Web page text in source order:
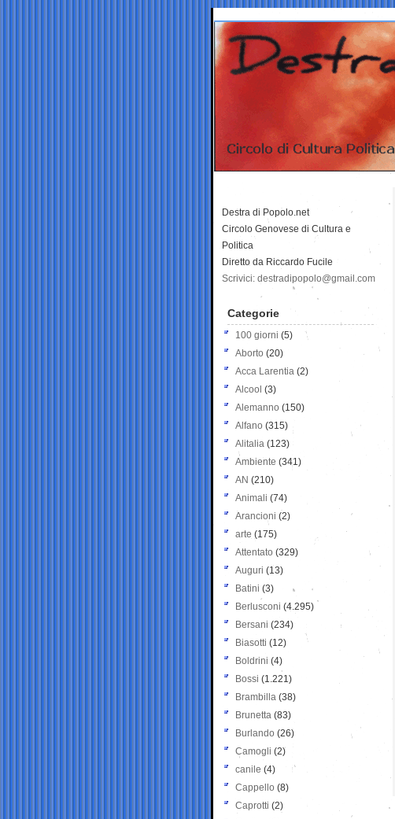
Destra di Popolo.net
Circolo Genovese di Cultura e
Politica
Diretto da Riccardo Fucile
Scrivici: destradipopolo@gmail.com
Categorie
100 giorni (5)
Aborto (20)
Acca Larentia (2)
Alcool (3)
Alemanno (150)
Alfano (315)
Alitalia (123)
Ambiente (341)
AN (210)
Animali (74)
Arancioni (2)
arte (175)
Attentato (329)
Auguri (13)
Batini (3)
Berlusconi (4.295)
Bersani (234)
Biasotti (12)
Boldrini (4)
Bossi (1.221)
Brambilla (38)
Brunetta (83)
Burlando (26)
Camogli (2)
canile (4)
Cappello (8)
Caprotti (2)